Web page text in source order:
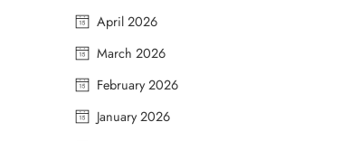
April 2026
March 2026
February 2026
January 2026